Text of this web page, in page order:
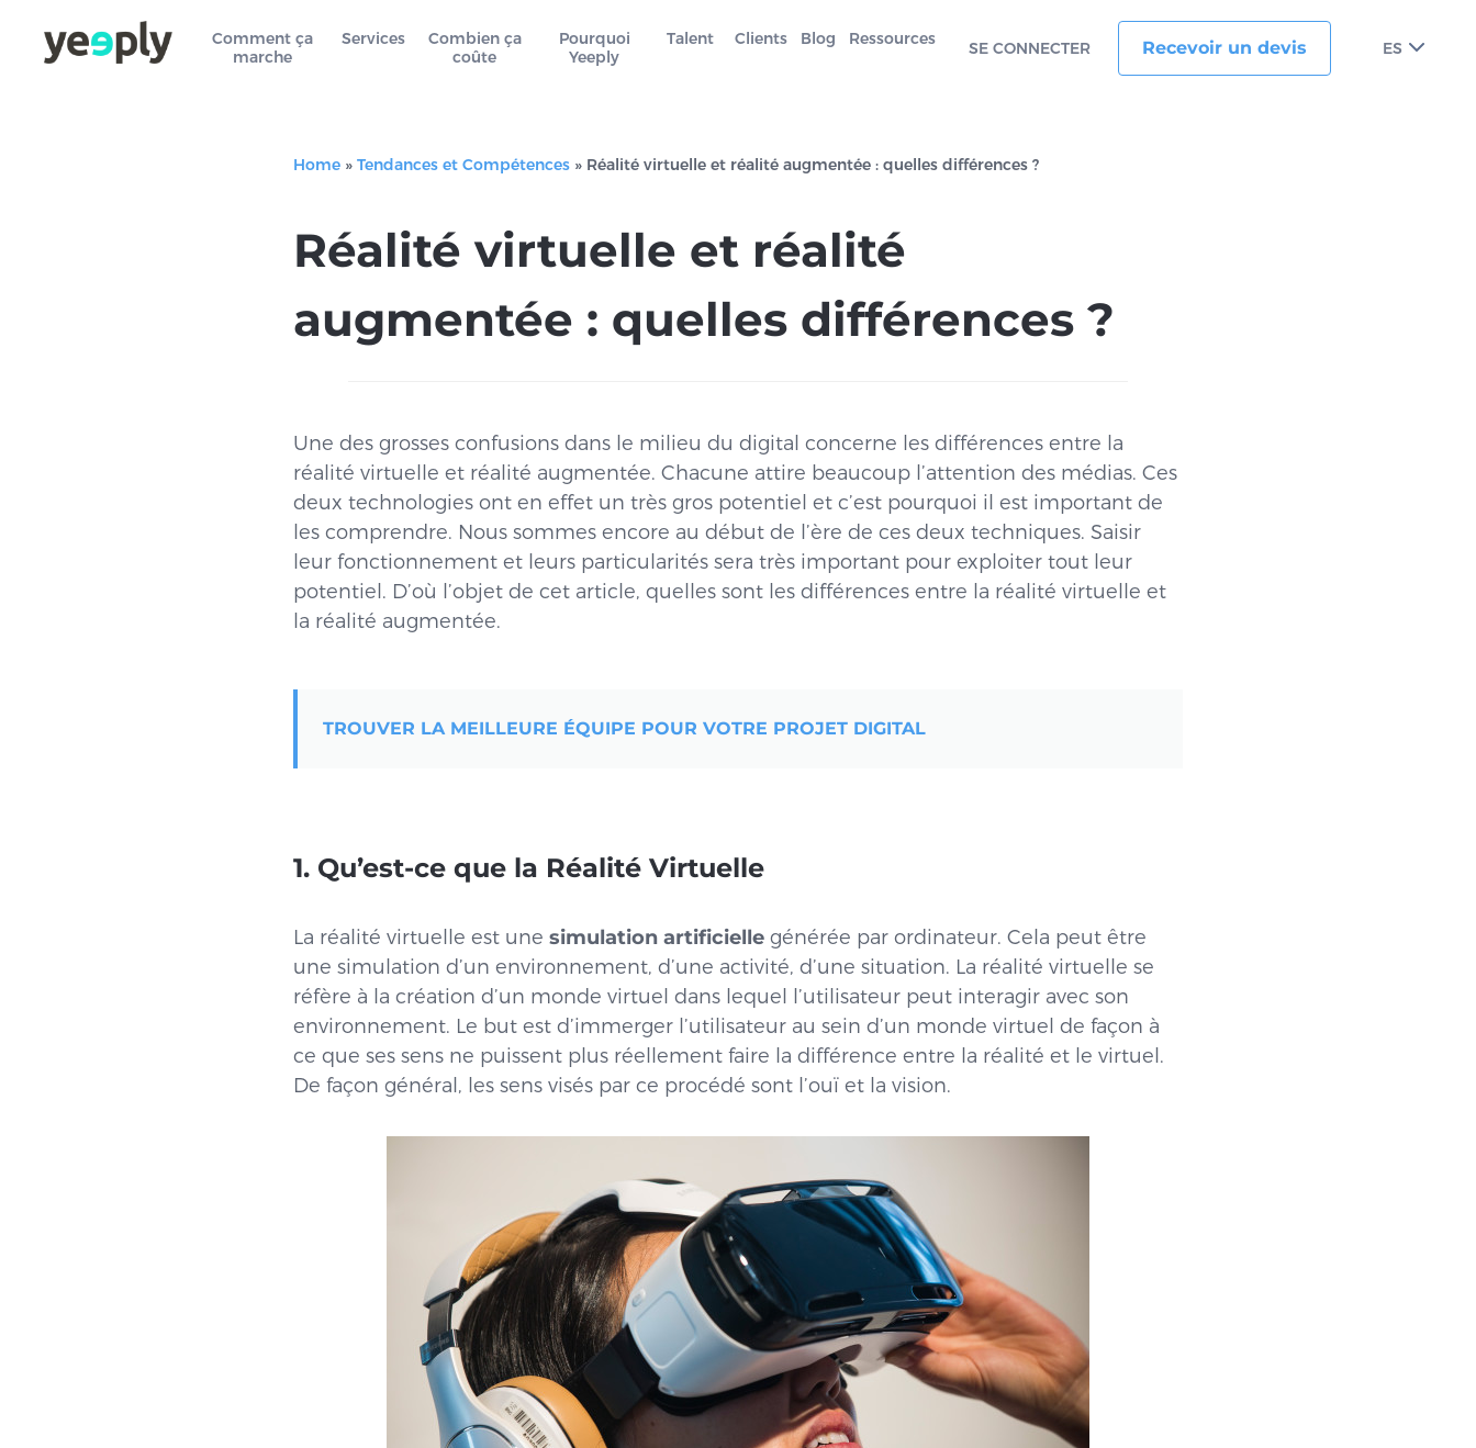
Comment ça
marche
Services
Combien ça
coûte
Pourquoi
Yeeply
Talent Clients Blog Ressources SE CONNECTER Recevoir un devis ES
Home » Tendances et Compétences » Réalité virtuelle et réalité augmentée : quelles différences ?
Réalité virtuelle et réalité
augmentée : quelles différences ?
Une des grosses confusions dans le milieu du digital concerne les différences entre la
réalité virtuelle et réalité augmentée. Chacune attire beaucoup l’attention des médias. Ces
deux technologies ont en effet un très gros potentiel et c’est pourquoi il est important de
les comprendre. Nous sommes encore au début de l’ère de ces deux techniques. Saisir
leur fonctionnement et leurs particularités sera très important pour exploiter tout leur
potentiel. D’où l’objet de cet article, quelles sont les différences entre la réalité virtuelle et
la réalité augmentée.
TROUVER LA MEILLEURE ÉQUIPE POUR VOTRE PROJET DIGITAL
1. Qu’est-ce que la Réalité Virtuelle
La réalité virtuelle est une simulation artificielle générée par ordinateur. Cela peut être
une simulation d’un environnement, d’une activité, d’une situation. La réalité virtuelle se
réfère à la création d’un monde virtuel dans lequel l’utilisateur peut interagir avec son
environnement. Le but est d’immerger l’utilisateur au sein d’un monde virtuel de façon à
ce que ses sens ne puissent plus réellement faire la différence entre la réalité et le virtuel.
De façon général, les sens visés par ce procédé sont l’ouï et la vision.